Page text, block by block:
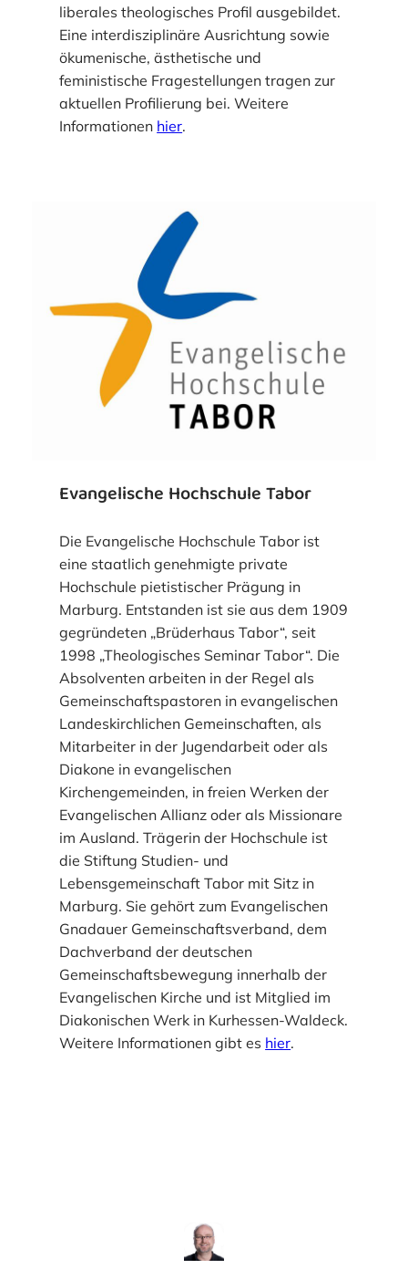
liberales theologisches Profil ausgebildet.
Eine interdisziplinäre Ausrichtung sowie
ökumenische, ästhetische und
feministische Fragestellungen tragen zur
aktuellen Profilierung bei. Weitere
Informationen hier.
Evangelische Hochschule Tabor
Die Evangelische Hochschule Tabor ist
eine staatlich genehmigte private
Hochschule pietistischer Prägung in
Marburg. Entstanden ist sie aus dem 1909
gegründeten „Brüderhaus Tabor“, seit
1998 „Theologisches Seminar Tabor“. Die
Absolventen arbeiten in der Regel als
Gemeinschaftspastoren in evangelischen
Landeskirchlichen Gemeinschaften, als
Mitarbeiter in der Jugendarbeit oder als
Diakone in evangelischen
Kirchengemeinden, in freien Werken der
Evangelischen Allianz oder als Missionare
im Ausland. Trägerin der Hochschule ist
die Stiftung Studien- und
Lebensgemeinschaft Tabor mit Sitz in
Marburg. Sie gehört zum Evangelischen
Gnadauer Gemeinschaftsverband, dem
Dachverband der deutschen
Gemeinschaftsbewegung innerhalb der
Evangelischen Kirche und ist Mitglied im
Diakonischen Werk in Kurhessen-Waldeck.
Weitere Informationen gibt es hier.